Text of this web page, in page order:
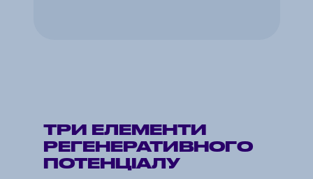
ТРИ ЕЛЕМЕНТИ
РЕГЕНЕРАТИВНОГО
ПОТЕНЦІАЛУ